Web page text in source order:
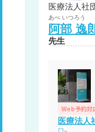
医療法人社
あべ いつろう
阿部 逸
先生
Web予約対
医療法人